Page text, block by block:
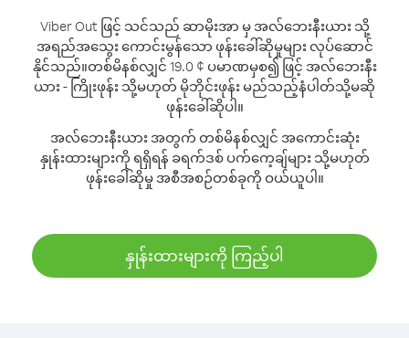
Viber Out ဖြင့် သင်သည် ဆာမိုးအာ မှ အလ်ဘေးနီးယား သို့
အရည်အသွေး ကောင်းမွန်သော ဖုန်းခေါ်ဆိုမှုများ လုပ်ဆောင်
နိုင်သည်။တစ်မိနစ်လျှင် 19.0 ¢ ပမာဏမှစ၍ ဖြင့် အလ်ဘေးနီး
ယား - ကြိုးဖုန်း သို့မဟုတ် မိုဘိုင်းဖုန်း မည်သည့်နံပါတ်သို့မဆို
ဖုန်းခေါ်ဆိုပါ။
အလ်ဘေးနီးယား အတွက် တစ်မိနစ်လျှင် အကောင်းဆုံး
နှုန်းထားများကို ရရှိရန် ခရက်ဒစ် ပက်ကေ့ချ်များ သို့မဟုတ်
ဖုန်းခေါ်ဆိုမှု အစီအစဉ်တစ်ခုကို ဝယ်ယူပါ။
နှုန်းထားများကို ကြည့်ပါ